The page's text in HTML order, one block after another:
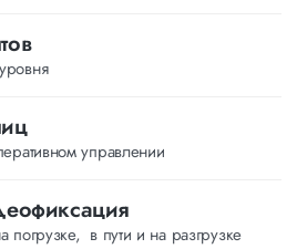
управлении
погрузке, в пути и на разгрузке